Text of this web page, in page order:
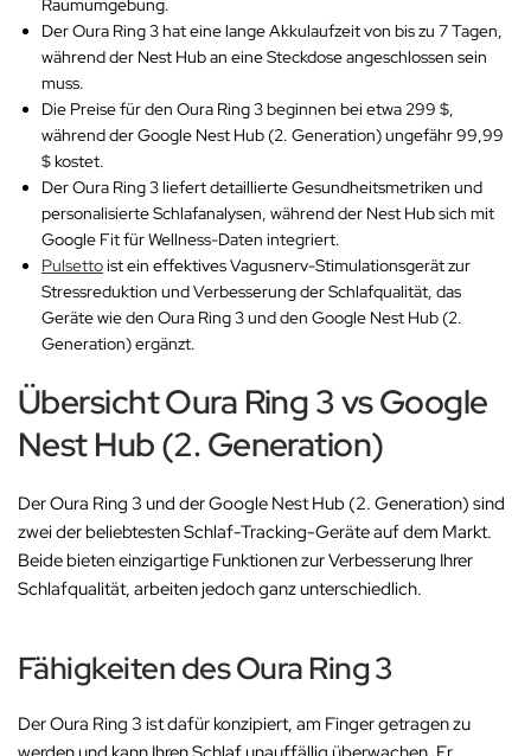
Raumumgebung.
Der Oura Ring 3 hat eine lange Akkulaufzeit von bis zu 7 Tagen,
während der Nest Hub an eine Steckdose angeschlossen sein
muss.
Die Preise für den Oura Ring 3 beginnen bei etwa 299 $,
während der Google Nest Hub (2. Generation) ungefähr 99,99
$ kostet.
Der Oura Ring 3 liefert detaillierte Gesundheitsmetriken und
personalisierte Schlafanalysen, während der Nest Hub sich mit
Google Fit für Wellness-Daten integriert.
Pulsettoist ein effektives Vagusnerv-Stimulationsgerät zur
Stressreduktion und Verbesserung der Schlafqualität, das
Geräte wie den Oura Ring 3 und den Google Nest Hub (2.
Generation) ergänzt.
Übersicht Oura Ring 3 vs Google
Nest Hub (2. Generation)
Der Oura Ring 3 und der Google Nest Hub (2. Generation) sind
zwei der beliebtesten Schlaf-Tracking-Geräte auf dem Markt.
Beide bieten einzigartige Funktionen zur Verbesserung Ihrer
Schlafqualität, arbeiten jedoch ganz unterschiedlich.
Fähigkeiten des Oura Ring 3
Der Oura Ring 3 ist dafür konzipiert, am Finger getragen zu